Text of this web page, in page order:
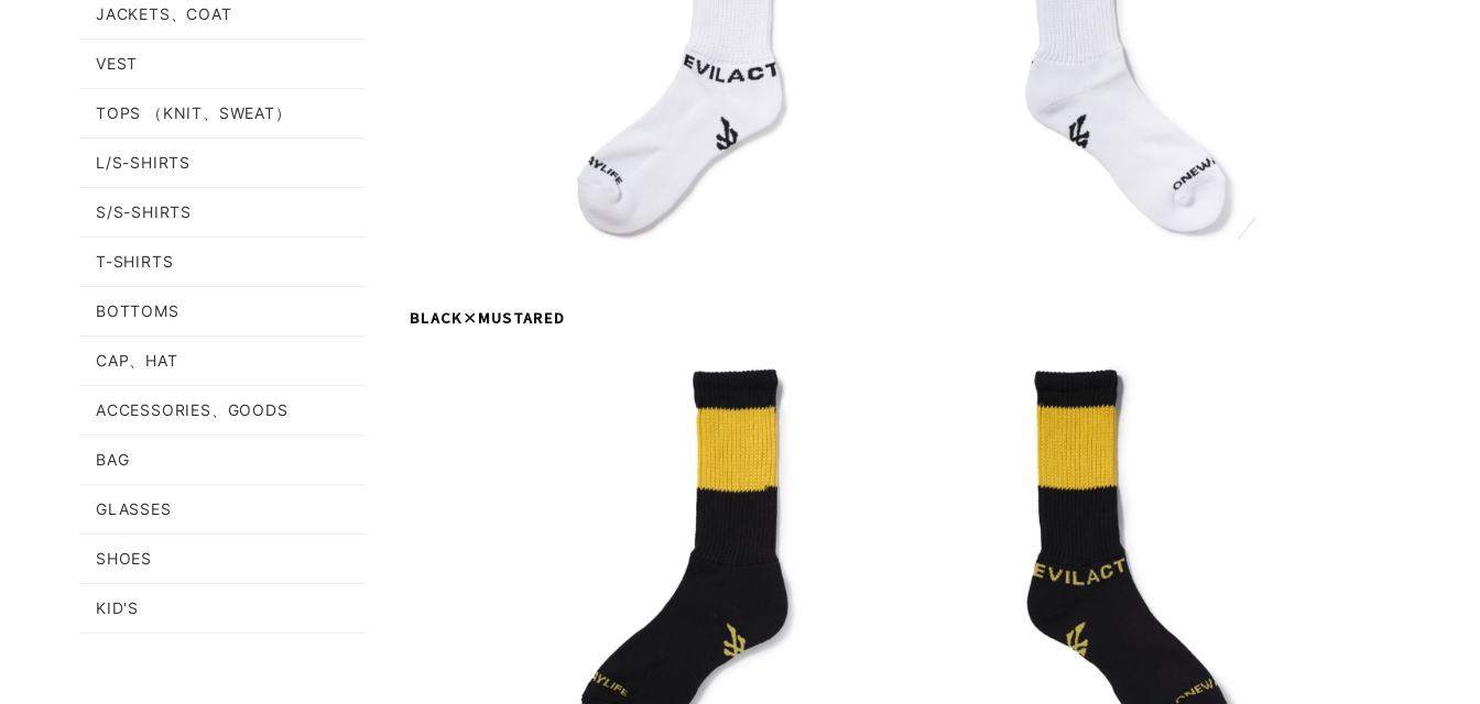
BLACK×MUSTARED
JACKETS、COAT
VEST
TOPS （KNIT、SWEAT）
L/S-SHIRTS
S/S-SHIRTS
T-SHIRTS
BOTTOMS
CAP、HAT
ACCESSORIES、GOODS
BAG
GLASSES
SHOES
KID'S